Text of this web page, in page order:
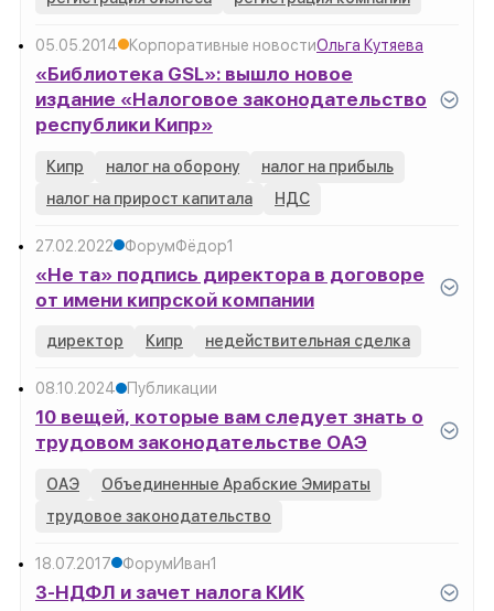
05.05.2014 Корпоративные новостиОльга Кутяева
«Библиотека GSL»: вышло новое
издание «Налоговое законодательство
республики Кипр»
Кипр налог на оборону
налог на прибыль
налог на прирост капитала
НДС
27.02.2022 ФорумФёдор1
«Не та» подпись директора в договоре
от имени кипрской компании
директор Кипр недействительная сделка
08.10.2024 Публикации
10 вещей, которые вам следует знать о
трудовом законодательстве ОАЭ
ОАЭ
Объединенные Арабские Эмираты
трудовое законодательство
18.07.2017 ФорумИван1
3-НДФЛ и зачет налога КИК